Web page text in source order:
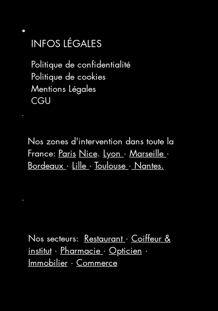
Nos zones d'intervention dans toute la
France: Paris Nice. Lyon · Marseille ·
Bordeaux · Lille · Toulouse · Nantes.
Nos secteurs: Restaurant · Coiffeur &
institut · Pharmacie · Opticien ·
Immobilier· Commerce
INFOS LÉGALES
Politique de confidentialité
Politique de cookies
Mentions Légales
CGU